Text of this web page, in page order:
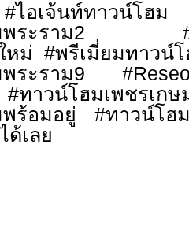
ไอเจ้นท์ทาวน์โฮ
ระราม2
ใหม่#พรีเมี่ยมทาวน์
ระราม9
#ทาวน์โฮมเพชรเก
พร้อมอยู่#ทาวน์โฮ
ด้เลย